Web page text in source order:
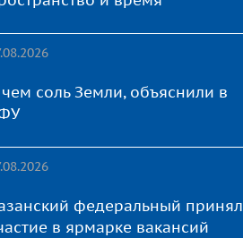
соль Земли, объяснили в
федеральный принял
в ярмарке вакансий